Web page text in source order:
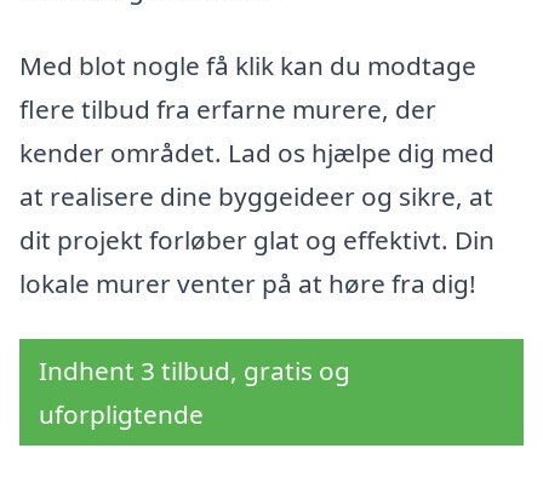
Med blot nogle få klik kan du modtage
flere tilbud fra erfarne murere, der
kender området. Lad os hjælpe dig med
at realisere dine byggeideer og sikre, at
dit projekt forløber glat og effektivt. Din
lokale murer venter på at høre fra dig!
Indhent 3 tilbud, gratis og
uforpligtende